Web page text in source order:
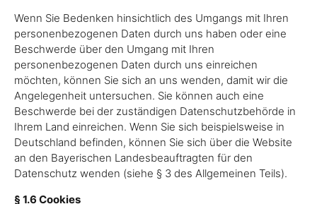
Wenn Sie Bedenken hinsichtlich des Umgangs mit Ihren
personenbezogenen Daten durch uns haben oder eine
Beschwerde über den Umgang mit Ihren
personenbezogenen Daten durch uns einreichen
möchten, können Sie sich an uns wenden, damit wir die
Angelegenheit untersuchen. Sie können auch eine
Beschwerde bei der zuständigen Datenschutzbehörde in
Ihrem Land einreichen. Wenn Sie sich beispielsweise in
Deutschland befinden, können Sie sich über die Website
an den Bayerischen Landesbeauftragten für den
Datenschutz wenden (siehe § 3 des Allgemeinen Teils).
§ 1.6 Cookies